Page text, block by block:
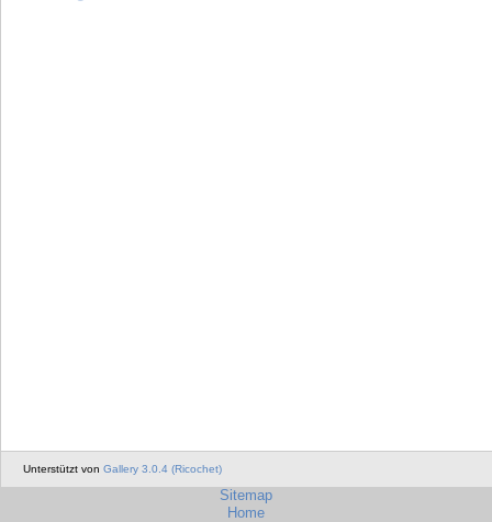
Unterstützt von Gallery 3.0.4 (Ricochet)
Sitemap
Home